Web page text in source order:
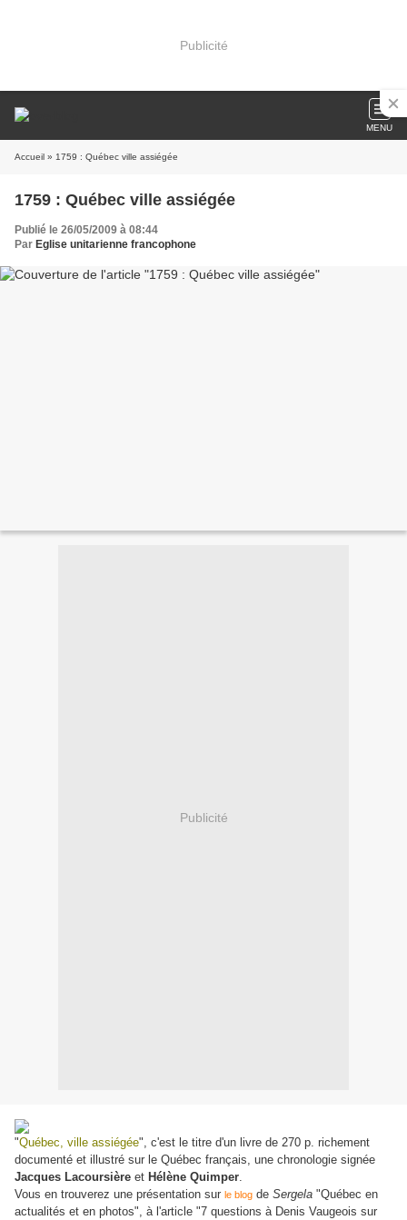
Publicité
MENU
Accueil » 1759 : Québec ville assiégée
1759 : Québec ville assiégée
Publié le 26/05/2009 à 08:44
Par Eglise unitarienne francophone
Publicité
"Québec, ville assiégée", c'est le titre d'un livre de 270 p. richement
documenté et illustré sur le Québec français, une chronologie signée
Jacques Lacoursière et Hélène Quimper.
Vous en trouverez une présentation sur le blog de Sergela "Québec en
actualités et en photos", à l'article "7 questions à Denis Vaugeois sur